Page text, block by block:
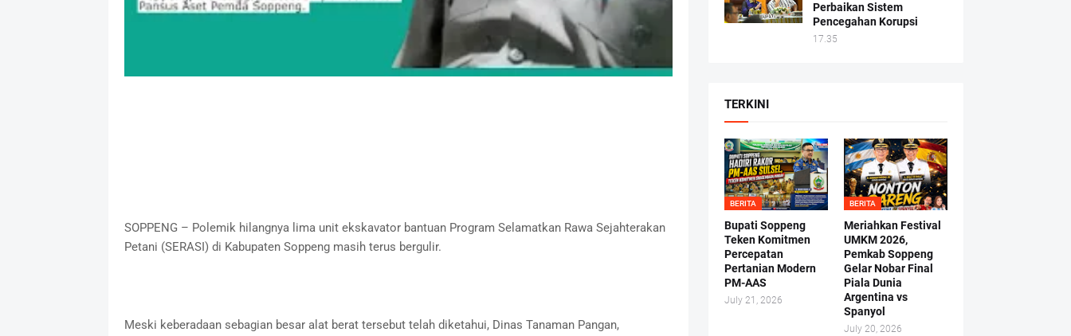
SOPPENG – Polemik hilangnya lima unit ekskavator bantuan Program Selamatkan Rawa Sejahterakan
Petani (SERASI) di Kabupaten Soppeng masih terus bergulir.
Meski keberadaan sebagian besar alat berat tersebut telah diketahui, Dinas Tanaman Pangan,
Perbaikan Sistem
Pencegahan Korupsi
17.35
TERKINI
BERITA
Bupati Soppeng
Teken Komitmen
Percepatan
Pertanian Modern
PM-AAS
July 21, 2026
BERITA
Meriahkan Festival
UMKM 2026,
Pemkab Soppeng
Gelar Nobar Final
Piala Dunia
Argentina vs
Spanyol
July 20, 2026